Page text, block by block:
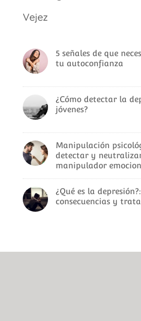
Vejez
5 señales de que
tu autoconfianza
¿Cómo detectar la
jóvenes?
Manipulación
detectar y
manipulador
¿Qué es la
consecuencias y